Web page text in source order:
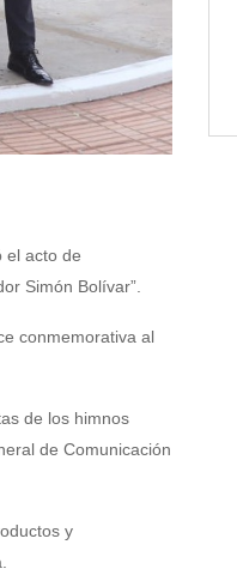
el acto de
Simón Bolívar”.
conmemorativa al
de los himnos
de Comunicación
y